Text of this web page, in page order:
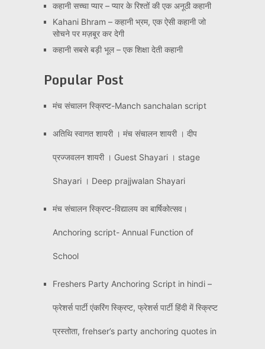
कहानी सच्चा प्यार – प्यार के रिश्तों की एक अनूठी कहानी
Kahani Bhram – कहानी भ्रम, एक ऐसी कहानी जो
सोचने पर मज़बूर कर देगी
कहानी सबसे बड़ी भूल – एक शिक्षा देती कहानी
Popular Post
मंच संचालन स्क्रिप्ट-Manch sanchalan script
अतिथि स्वागत शायरी । मंच संचालन शायरी । दीप
प्रज्जवलन शायरी । Guest Shayari । stage
Shayari । Deep prajjwalan Shayari
मंच संचालन स्क्रिप्ट-विद्यालय का बार्षिकोत्सव।
Anchoring script- Annual Function of
School
Freshers Party Anchoring Script in hindi –
फ्रेशर्स पार्टी एंकरिंग स्क्रिप्ट, फ्रेशर्स पार्टी हिंदी में स्क्रिप्ट
प्रस्तोता, frehser’s party anchoring quotes in